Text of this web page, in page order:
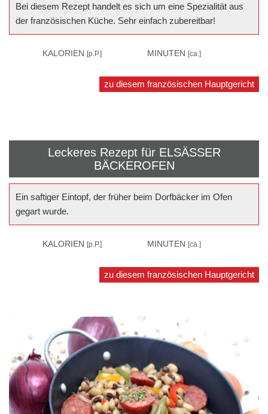
Bei diesem Rezept handelt es sich um eine Spezialität aus
der französischen Küche. Sehr einfach zubereitbar!
KALORIEN [p.P.] MINUTEN [ca.]
zu diesem französischen Hauptgericht
Leckeres Rezept für ELSÄSSER
BÄCKEROFEN
Ein saftiger Eintopf, der früher beim Dorfbäcker im Ofen
gegart wurde.
KALORIEN [p.P.] MINUTEN [ca.]
zu diesem französischen Hauptgericht